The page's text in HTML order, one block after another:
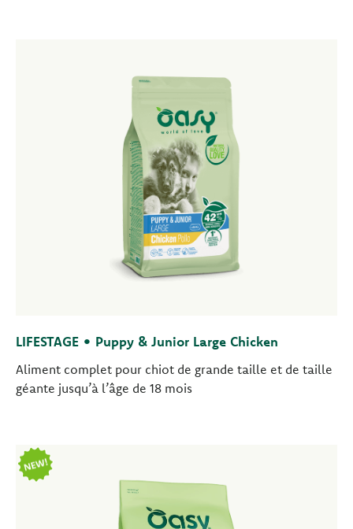
LIFESTAGE • Puppy & Junior Large Chicken
Aliment complet pour chiot de grande taille et de taille
géante jusqu’à l’âge de 18 mois